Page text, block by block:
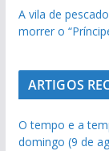
A vila de
morrer o
ARTIGOS
O tempo e a
domingo (9 de